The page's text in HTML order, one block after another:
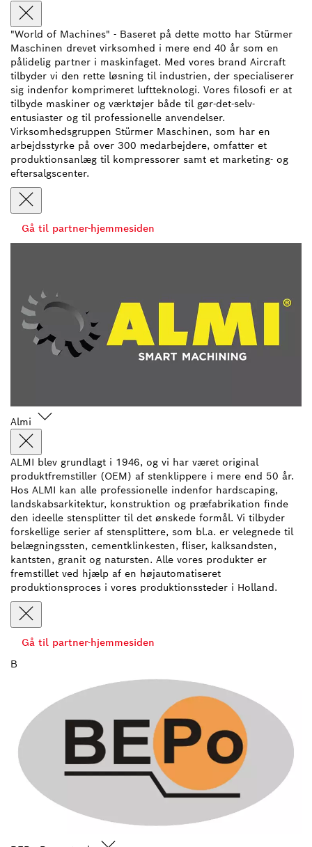
"World of Machines" - Baseret på dette motto har Stürmer
Maschinen drevet virksomhed i mere end 40 år som en
pålidelig partner i maskinfaget. Med vores brand Aircraft
tilbyder vi den rette løsning til industrien, der specialiserer
sig indenfor komprimeret luftteknologi. Vores filosofi er at
tilbyde maskiner og værktøjer både til gør-det-selv-
entusiaster og til professionelle anvendelser.
Virksomhedsgruppen Stürmer Maschinen, som har en
arbejdsstyrke på over 300 medarbejdere, omfatter et
produktionsanlæg til kompressorer samt et marketing- og
eftersalgscenter.
Gå til partner-hjemmesiden
Almi
ALMI blev grundlagt i 1946, og vi har været original
produktfremstiller (OEM) af stenklippere i mere end 50 år.
Hos ALMI kan alle professionelle indenfor hardscaping,
landskabsarkitektur, konstruktion og præfabrikation finde
den ideelle stensplitter til det ønskede formål. Vi tilbyder
forskellige serier af stensplittere, som bl.a. er velegnede til
belægningssten, cementklinkesten, fliser, kalksandsten,
kantsten, granit og natursten. Alle vores produkter er
fremstillet ved hjælp af en højautomatiseret
produktionsproces i vores produktionssteder i Holland.
Gå til partner-hjemmesiden
B